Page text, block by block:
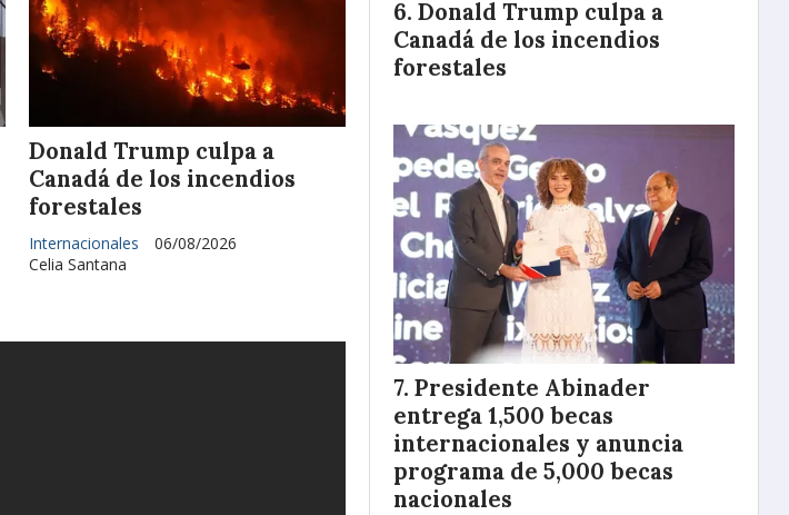
Donald Trump culpa a
Canadá de los incendios
forestales
Celia Santana
Internacionales 06/08/2026
Donald Trump culpa a
Canadá de los incendios
forestales
Presidente Abinader
entrega 1,500 becas
internacionales y anuncia
programa de 5,000 becas
nacionales